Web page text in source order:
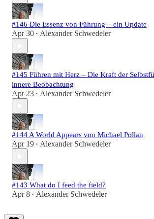
#146 Die Essenz von Führung – ein Update
Apr 30 • Alexander Schwedeler
#145 Führen mit Herz – Die Kraft der
innere Beobachtung
Apr 23 • Alexander Schwedeler
#144 A World Appears von Michael Pollan
Apr 19 • Alexander Schwedeler
#143 What do I feed the field?
Apr 8 • Alexander Schwedeler